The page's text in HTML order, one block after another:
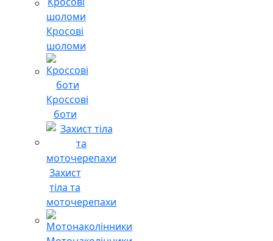
Кросові
шоломи
Кроссові
боти
Захист
тіла та
моточерепахи